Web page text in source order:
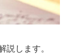
説します。